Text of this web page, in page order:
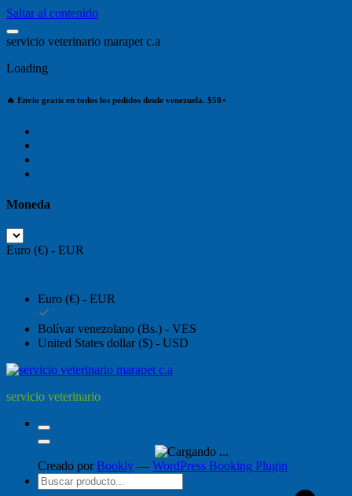
Saltar al contenido
servicio veterinario marapet c.a
Loading
🔥 Envío gratis en todos los pedidos desde venezuela. $50+
Moneda
Euro (€) - EUR
Euro (€) - EUR
Bolívar venezolano (Bs.) - VES
United States dollar ($) - USD
servicio veterinario
Creado por Bookly — WordPress Booking Plugin